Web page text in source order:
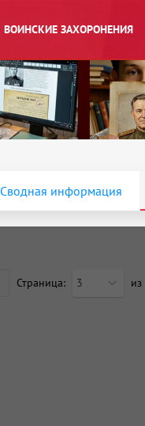
ВОИНСКИЕ ЗАХОРОНЕНИЯ
Сводная информация
Страница: 3 из